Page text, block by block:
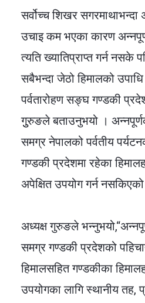
सर्वोच्च शिखर सगरमाथाभन्दा
उचाइ कम भएका कारण
त्यति ख्यातिप्राप्त गर्न नसके
सबैभन्दा जेठो हिमालको
पर्वतारोहण सङ्घ गण्डकी
गुुरुङले बताउनुभयो ।
समग्र नेपालको पर्वतीय
गण्डकी प्रदेशमा रहेका
अपेक्षित उपयोग गर्न
अध्यक्ष गुरुङले
समग्र गण्डकी प्रदेशको
हिमालसहित गण्डकीका
उपयोगका लागि स्थानीय तह,